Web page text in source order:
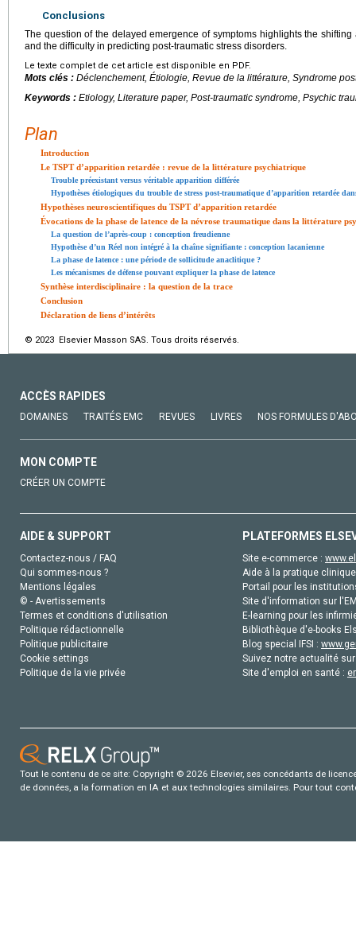
Conclusions
The question of the delayed emergence of symptoms highlights the
and the difficulty in predicting post-traumatic stress disorders.
Le texte complet de cet article est disponible en PDF.
Mots clés : Déclenchement, Étiologie, Revue de la littérature, Syndrome
Keywords : Etiology, Literature paper, Post-traumatic syndrome, Psychic
Plan
Introduction
Le TSPT d’apparition retardée : revue de la littérature psychiatrique
Trouble préexistant versus véritable apparition différée
Hypothèses étiologiques du trouble de stress post-traumatique d’apparition retardée
Hypothèses neuroscientifiques du TSPT d’apparition retardée
Évocations de la phase de latence de la névrose traumatique dans la littérature
La question de l’après-coup : conception freudienne
Hypothèse d’un Réel non intégré à la chaîne signifiante : conception lacanienne
La phase de latence : une période de sollicitude anaclitique ?
Les mécanismes de défense pouvant expliquer la phase de latence
Synthèse interdisciplinaire : la question de la trace
Conclusion
Déclaration de liens d’intérêts
© 2023 Elsevier Masson SAS. Tous droits réservés.
ACCÈS RAPIDES
DOMAINES TRAITÉS EMC REVUES LIVRES NOS FORMULES
MON COMPTE
CRÉER UN COMPTE
AIDE & SUPPORT
Contactez-nous / FAQ
Qui sommes-nous ?
Mentions légales
© - Avertissements
Termes et conditions d'utilisation
Politique rédactionnelle
Politique publicitaire
Cookie settings
Politique de la vie privée
PLATEFORMES
Site e-commerce :
Aide à la pratique
Portail pour les
Site d'information sur
E-learning pour les
Bibliothèque d'e-books
Blog special IFSI :
Suivez notre actualité
Site d'emploi en santé :
Tout le contenu de ce site: Copyright © 2026 Elsevier, ses concédants de
de données, a la formation en IA et aux technologies similaires. Pour tout